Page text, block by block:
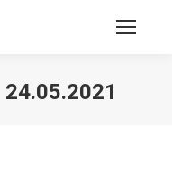
24.05.2021